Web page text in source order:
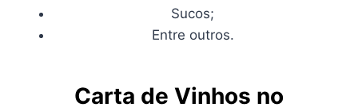
Sucos;
Entre outros.
Carta de Vinhos no